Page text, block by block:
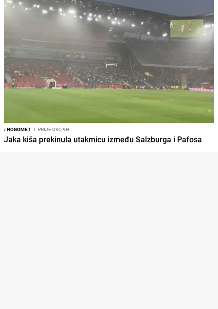
/NOGOMET I PRIJE OKO 9H
Jaka kiša prekinula utakmicu između Salzburga i Pafosa